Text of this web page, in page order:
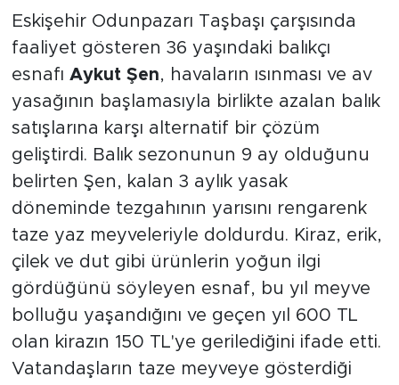
Eskişehir Odunpazarı Taşbaşı çarşısında
faaliyet gösteren 36 yaşındaki balıkçı
esnafı Aykut Şen, havaların ısınması ve av
yasağının başlamasıyla birlikte azalan balık
satışlarına karşı alternatif bir çözüm
geliştirdi. Balık sezonunun 9 ay olduğunu
belirten Şen, kalan 3 aylık yasak
döneminde tezgahının yarısını rengarenk
taze yaz meyveleriyle doldurdu. Kiraz, erik,
çilek ve dut gibi ürünlerin yoğun ilgi
gördüğünü söyleyen esnaf, bu yıl meyve
bolluğu yaşandığını ve geçen yıl 600 TL
olan kirazın 150 TL'ye gerilediğini ifade etti.
Vatandaşların taze meyveye gösterdiği